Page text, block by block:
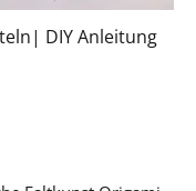
DIY Anleitung